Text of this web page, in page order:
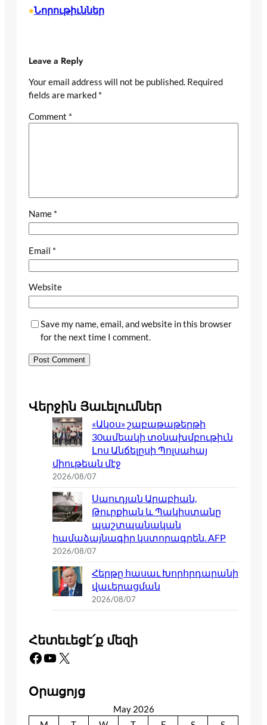
•Նորութիւններ
Leave a Reply
Your email address will not be published. Required
fields are marked *
Comment *
Name *
Email *
Website
Save my name, email, and website in this browser
for the next time I comment.
Վերջին Յաւելումներ
«Ակօս» շաբաթաթերթի
30ամեակի տօնախմբութիւն
Լոս Անճելըսի Պոլսահայ
միութեան մէջ
2026/08/07
Սաուդյան Արաբիան,
Թուրքիան և Պակիստանը
պաշտպանական
համաձայնագիր կստորագրեն. AFP
2026/08/07
Հերթը հասաւ Խորհրդարանի
վաւերացման
2026/08/07
Հետեւեցէ՛ք մեզի
Facebook YouTube X
Օրացոյց
May 2026